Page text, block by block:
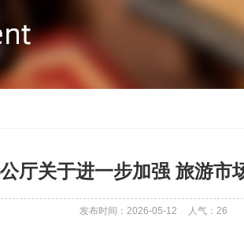
厅关于进一步加强 旅游市
发布时间：2026-05-12 人气： 26